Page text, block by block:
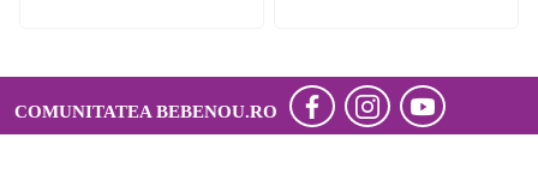
COMUNITATEA BEBENOU.RO